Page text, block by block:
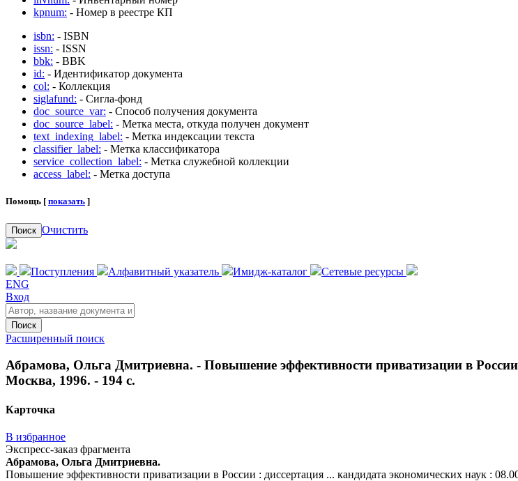
kpnum: - Номер в реестре КП
isbn: - ISBN
issn: - ISSN
bbk: - BBK
id: - Идентификатор документа
col: - Коллекция
siglafund: - Сигла-фонд
doc_source_var: - Способ получения документа
doc_source_label: - Метка места, откуда получен документ
text_indexing_label: - Метка индексации текста
classifier_label: - Метка классификатора
service_collection_label: - Метка служебной коллекции
access_label: - Метка доступа
Помощь [ показать ]
Поиск Очистить
Поступления Алфавитный указатель Имидж-каталог
Сетевые ресурсы
ENG
Вход
Поиск
Расширенный поиск
Абрамова, Ольга Дмитриевна. - Повышение эффективности приватизации в
Москва, 1996. - 194 с.
Карточка
В избранное
Экспресс-заказ фрагмента
Абрамова, Ольга Дмитриевна.
Повышение эффективности приватизации в России : диссертация ... кандидата экономических наук :